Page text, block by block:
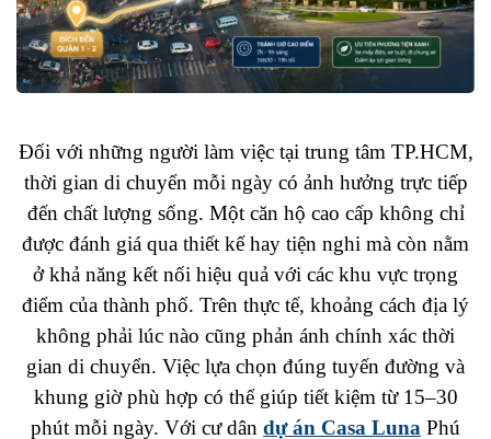
Đối với những người làm việc tại trung tâm TP.HCM,
thời gian di chuyển mỗi ngày có ảnh hưởng trực tiếp
đến chất lượng sống. Một căn hộ cao cấp không chỉ
được đánh giá qua thiết kế hay tiện nghi mà còn nằm
ở khả năng kết nối hiệu quả với các khu vực trọng
điểm của thành phố. Trên thực tế, khoảng cách địa lý
không phải lúc nào cũng phản ánh chính xác thời
gian di chuyển. Việc lựa chọn đúng tuyến đường và
khung giờ phù hợp có thể giúp tiết kiệm từ 15–30
phút mỗi ngày. Với cư dân dự án Casa Luna Phú